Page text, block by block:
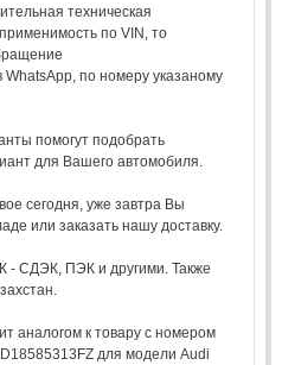
техническая
по VIN, то
по номеру указаному
помогут подобрать
для Вашего автомобиля.
сегодня, уже завтра Вы
или заказать нашу доставку.
- СДЭК, ПЭК и другими. Также
аналогом к товару с номером
для модели Audi